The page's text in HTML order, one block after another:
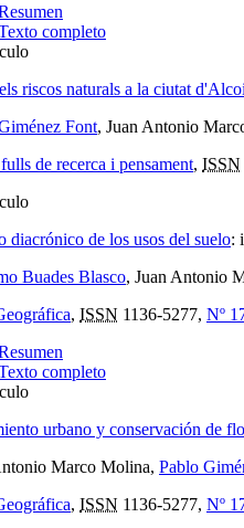
completo
riscos naturals a la ciutat
Font, Juan Antonio
de recerca i pensament, ISSN
diacrónico de los usos del suelo:
Buades Blasco, Juan Antonio
, ISSN 1136-5277, Nº
completo
urbano y conservación de
Marco Molina, Pablo
, ISSN 1136-5277, Nº